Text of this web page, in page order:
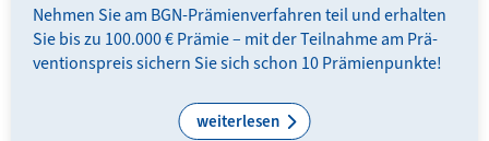
Nehmen Sie am BGN-Prämien­verfahren teil und erhalten
Sie bis zu 100.000 € Prämie – mit der Teilnahme am Prä­
ventions­preis sichern Sie sich schon 10 Prämienpunkte!
weiterlesen